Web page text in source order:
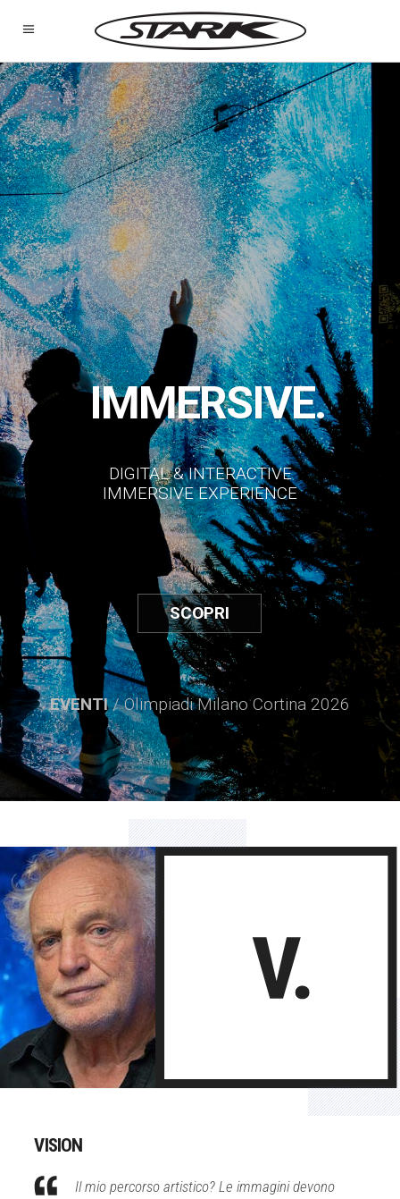
DIGITAL & INTERACTIVE
IMMERSIVE EXPERIENCE
SCOPRI
IMMERSIVE.
EVENTI/ Cartier
VISION
Il mio percorso artistico? Le immagini devono